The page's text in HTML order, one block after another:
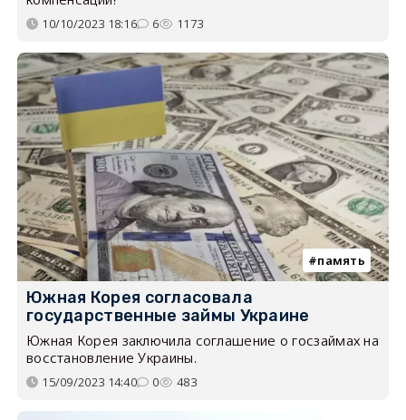
10/10/2023 18:16 6 1173
память
Южная Корея согласовала
государственные займы Украине
Южная Корея заключила соглашение о госзаймах на
восстановление Украины.
15/09/2023 14:40 0 483